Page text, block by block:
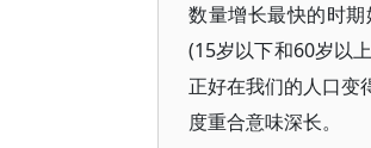
数量增长最快的时
(15岁以下和60岁以
正好在我们的人口变
度重合意味深长。